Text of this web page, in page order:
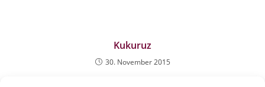
Kukuruz
30. November 2015